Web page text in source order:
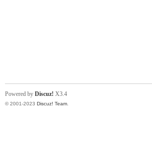
Powered by Discuz! X3.4
© 2001-2023 Discuz! Team